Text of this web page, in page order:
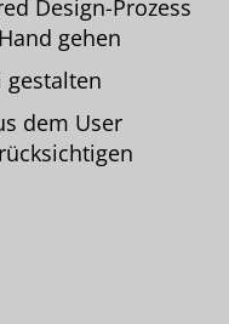
Design-Prozess
gehen
gestalten
dem User